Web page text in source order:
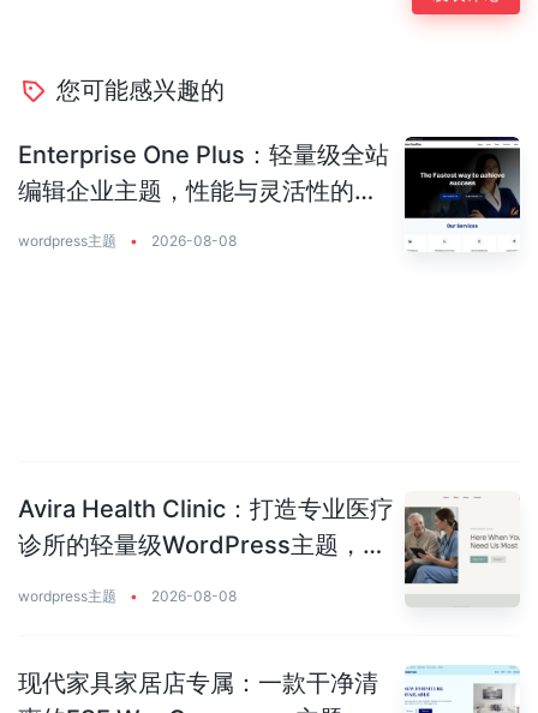
您可能感兴趣的
Enterprise One Plus：轻量级全站
编辑企业主题，性能与灵活性的完
wordpress主题 • 2026-08-08
Avira Health Clinic：打造专业医疗
诊所的轻量级WordPress主题，让
wordpress主题 • 2026-08-08
现代家具家居店专属：一款干净清